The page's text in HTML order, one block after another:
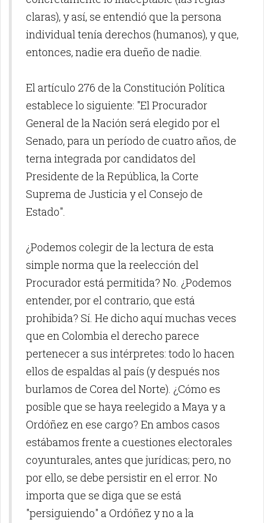
claras), y así, se entendió que la persona
individual tenía derechos (humanos), y que,
entonces, nadie era dueño de nadie.
El artículo 276 de la Constitución Política
establece lo siguiente: "El Procurador
General de la Nación será elegido por el
Senado, para un período de cuatro años, de
terna integrada por candidatos del
Presidente de la República, la Corte
Suprema de Justicia y el Consejo de
Estado".
¿Podemos colegir de la lectura de esta
simple norma que la reelección del
Procurador está permitida? No. ¿Podemos
entender, por el contrario, que está
prohibida? Sí. He dicho aquí muchas veces
que en Colombia el derecho parece
pertenecer a sus intérpretes: todo lo hacen
ellos de espaldas al país (y después nos
burlamos de Corea del Norte). ¿Cómo es
posible que se haya reelegido a Maya y a
Ordóñez en ese cargo? En ambos casos
estábamos frente a cuestiones electorales
coyunturales, antes que jurídicas; pero, no
por ello, se debe persistir en el error. No
importa que se diga que se está
"persiguiendo" a Ordóñez y no a la